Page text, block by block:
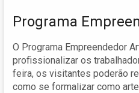
Programa
O Programa Empreendedor
profissionalizar os
feira, os visitantes poderão
como se formalizar como